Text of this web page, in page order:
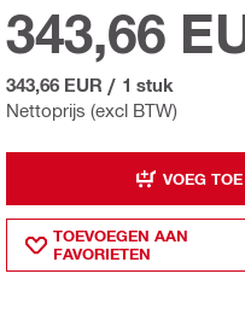
Nettoprijs (excl BTW)
343,66
343,66 EUR / 1 stuk
VOEG
TOEVOEGEN AAN
FAVORIETEN